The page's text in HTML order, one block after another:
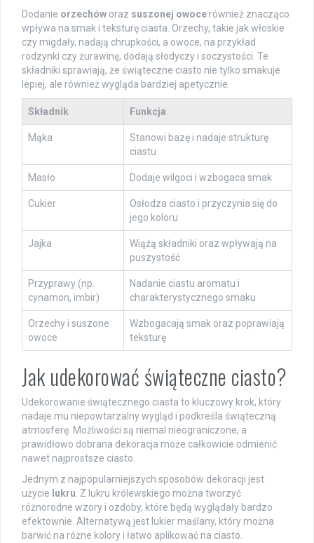
Dodanie orzechów oraz suszonej owoce również znacząco
wpływa na smak i teksturę ciasta. Orzechy, takie jak włoskie
czy migdały, nadają chrupkości, a owoce, na przykład
rodzynki czy żurawinę, dodają słodyczy i soczystości. Te
składniki sprawiają, że świąteczne ciasto nie tylko smakuje
lepiej, ale również wygląda bardziej apetycznie.
Składnik Funkcja
Mąka
Stanowi bazę i nadaje strukturę
ciastu
Masło Dodaje wilgoci i wzbogaca smak
Cukier
Osłodza ciasto i przyczynia się do
jego koloru
Jajka
Wiążą składniki oraz wpływają na
puszystość
Przyprawy (np.
cynamon, imbir)
Nadanie ciastu aromatu i
charakterystycznego smaku
Orzechy i suszone
owoce
Wzbogacają smak oraz poprawiają
teksturę
Jak udekorować świąteczne ciasto?
Udekorowanie świątecznego ciasta to kluczowy krok, który
nadaje mu niepowtarzalny wygląd i podkreśla świąteczną
atmosferę. Możliwości są niemal nieograniczone, a
prawidłowo dobrana dekoracja może całkowicie odmienić
nawet najprostsze ciasto.
Jednym z najpopularniejszych sposobów dekoracji jest
użycie lukru. Z lukru królewskiego można tworzyć
różnorodne wzory i ozdoby, które będą wyglądały bardzo
efektownie. Alternatywą jest lukier maślany, który można
barwić na różne kolory i łatwo aplikować na ciasto.